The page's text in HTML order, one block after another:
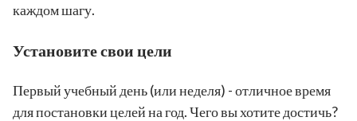
каждом шагу.
Установите свои цели
Первый учебный день (или неделя) - отличное время
для постановки целей на год. Чего вы хотите достичь?